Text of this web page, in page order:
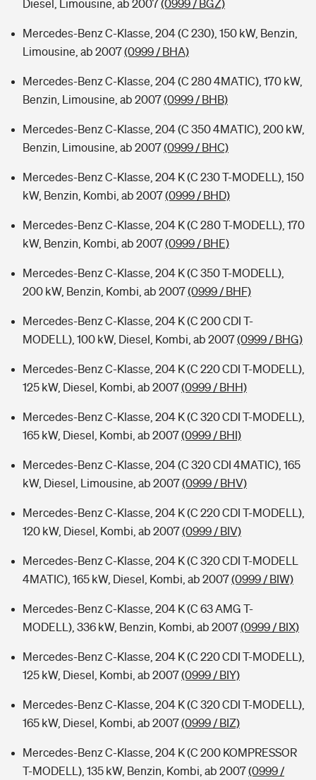
Diesel, Limousine, ab 2007 (0999 / BGZ)
Mercedes-Benz C-Klasse, 204 (C 230), 150 kW, Benzin,
Limousine, ab 2007(0999 / BHA)
Mercedes-Benz C-Klasse, 204 (C 280 4MATIC), 170 kW,
Benzin, Limousine, ab 2007(0999 / BHB)
Mercedes-Benz C-Klasse, 204 (C 350 4MATIC), 200 kW,
Benzin, Limousine, ab 2007(0999 / BHC)
Mercedes-Benz C-Klasse, 204 K (C 230 T-MODELL), 150
kW, Benzin, Kombi, ab 2007(0999 / BHD)
Mercedes-Benz C-Klasse, 204 K (C 280 T-MODELL), 170
kW, Benzin, Kombi, ab 2007(0999 / BHE)
Mercedes-Benz C-Klasse, 204 K (C 350 T-MODELL),
200 kW, Benzin, Kombi, ab 2007(0999 / BHF)
Mercedes-Benz C-Klasse, 204 K (C 200 CDI T-
MODELL), 100 kW, Diesel, Kombi, ab 2007(0999 / BHG)
Mercedes-Benz C-Klasse, 204 K (C 220 CDI T-MODELL),
125 kW, Diesel, Kombi, ab 2007(0999 / BHH)
Mercedes-Benz C-Klasse, 204 K (C 320 CDI T-MODELL),
165 kW, Diesel, Kombi, ab 2007(0999 / BHI)
Mercedes-Benz C-Klasse, 204 (C 320 CDI 4MATIC), 165
kW, Diesel, Limousine, ab 2007(0999 / BHV)
Mercedes-Benz C-Klasse, 204 K (C 220 CDI T-MODELL),
120 kW, Diesel, Kombi, ab 2007(0999 / BIV)
Mercedes-Benz C-Klasse, 204 K (C 320 CDI T-MODELL
4MATIC), 165 kW, Diesel, Kombi, ab 2007(0999 / BIW)
Mercedes-Benz C-Klasse, 204 K (C 63 AMG T-
MODELL), 336 kW, Benzin, Kombi, ab 2007(0999 / BIX)
Mercedes-Benz C-Klasse, 204 K (C 220 CDI T-MODELL),
125 kW, Diesel, Kombi, ab 2007(0999 / BIY)
Mercedes-Benz C-Klasse, 204 K (C 320 CDI T-MODELL),
165 kW, Diesel, Kombi, ab 2007(0999 / BIZ)
Mercedes-Benz C-Klasse, 204 K (C 200 KOMPRESSOR
T-MODELL), 135 kW, Benzin, Kombi, ab 2007(0999 /